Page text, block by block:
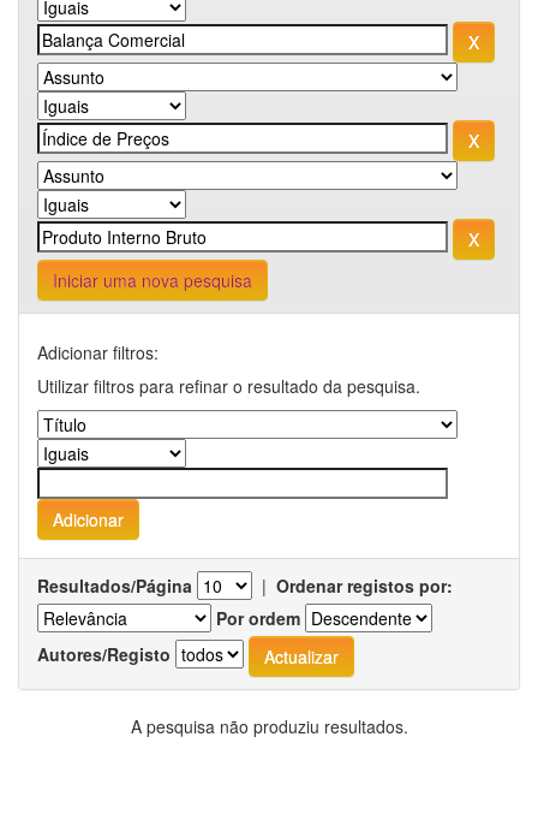
Iniciar uma nova pesquisa
Adicionar filtros:
Utilizar filtros para refinar o resultado da pesquisa.
Resultados/Página | Ordenar registos por:
Por ordem
Autores/Registo
A pesquisa não produziu resultados.